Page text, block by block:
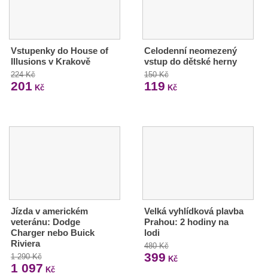
Vstupenky do House of
Illusions v Krakově
224 Kč
201 Kč
Celodenní neomezený
vstup do dětské herny
150 Kč
119 Kč
Jízda v americkém
veteránu: Dodge
Charger nebo Buick
Riviera
1 290 Kč
1 097 Kč
Velká vyhlídková plavba
Prahou: 2 hodiny na
lodi
480 Kč
399 Kč